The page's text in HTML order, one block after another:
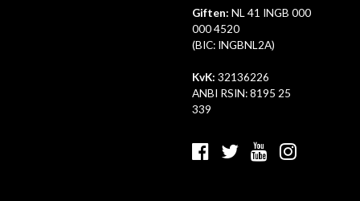
Giften: NL 41 INGB 000
000 4520
(BIC: INGBNL2A)
KvK: 32136226
ANBI RSIN: 8195 25
339